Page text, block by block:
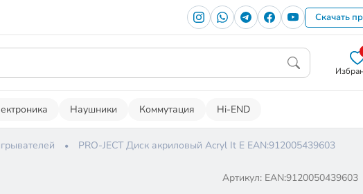
Скачать
Наушники Коммутация Hi-END
PRO-JECT Диск акриловый Acryl It E EAN:912005439603
Артикул: EAN:9120050439603